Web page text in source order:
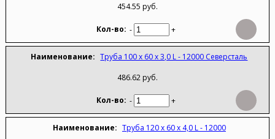
454.55 руб.
- +
Труба 100 х 60 х 3,0 L - 12000 Северсталь
486.62 руб.
- +
Труба 120 х 60 х 4,0 L - 12000